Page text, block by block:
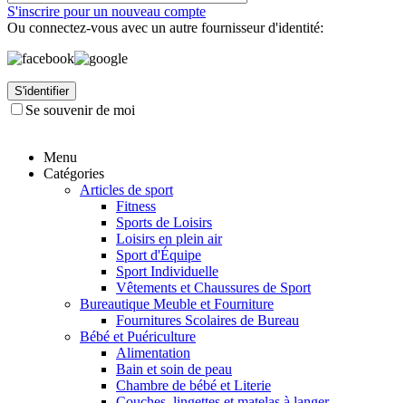
S'inscrire pour un nouveau compte
Ou connectez-vous avec un autre fournisseur d'identité:
S'identifier
Se souvenir de moi
Menu
Catégories
Articles de sport
Fitness
Sports de Loisirs
Loisirs en plein air
Sport d'Équipe
Sport Individuelle
Vêtements et Chaussures de Sport
Bureautique Meuble et Fourniture
Fournitures Scolaires de Bureau
Bébé et Puériculture
Alimentation
Bain et soin de peau
Chambre de bébé et Literie